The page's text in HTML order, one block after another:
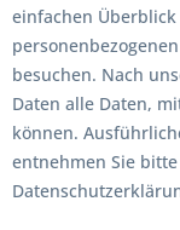
einfachen
besuchen. Nach
Daten alle Daten,
können.
entnehmen Sie